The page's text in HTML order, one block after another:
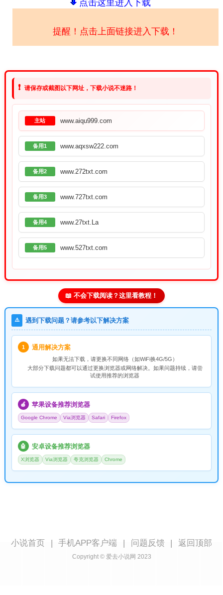
点击这里进入下载
提醒！点击上面链接进入下载！
❗ 请保存或截图以下网址，下载小说不迷路！
主站 www.aiqu999.com
备用1 www.aqxsw222.com
备用2 www.272txt.com
备用3 www.727txt.com
备用4 www.27txt.La
备用5 www.527txt.com
📖 不会下载阅读？这里看教程！
⚠️ 遇到下载问题？请参考以下解决方案
1 通用解决方案
如果无法下载，请更换不同网络（如WiFi换4G/5G）
大部分下载问题都可以通过更换浏览器或网络解决。如果问题持续，请尝
试使用推荐的浏览器
🍎 苹果设备推荐浏览器
Google Chrome Via浏览器 Safari Firefox
🤖 安卓设备推荐浏览器
X浏览器 Via浏览器 夸克浏览器 Chrome
小说首页 手机APP客户端 问题反馈 返回顶部
Copyright © 爱去小说网 2023